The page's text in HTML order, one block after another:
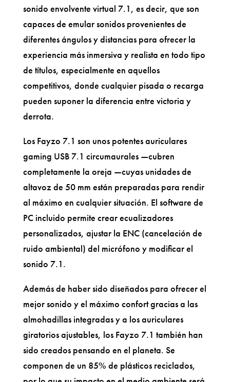
sonido envolvente virtual 7.1, es decir, que son
capaces de emular sonidos provenientes de
diferentes ángulos y distancias para ofrecer la
experiencia más inmersiva y realista en todo tipo
de títulos, especialmente en aquellos
competitivos, donde cualquier pisada o recarga
pueden suponer la diferencia entre victoria y
derrota.
Los Fayzo 7.1 son unos potentes auriculares
gaming USB 7.1 circumaurales —cubren
completamente la oreja —cuyas unidades de
altavoz de 50 mm están preparadas para rendir
al máximo en cualquier situación. El software de
PC incluido permite crear ecualizadores
personalizados, ajustar la ENC (cancelación de
ruido ambiental) del micrófono y modificar el
sonido 7.1.
Además de haber sido diseñados para ofrecer el
mejor sonido y el máximo confort gracias a las
almohadillas integradas y a los auriculares
giratorios ajustables, los Fayzo 7.1 también han
sido creados pensando en el planeta. Se
componen de un 85% de plásticos reciclados,